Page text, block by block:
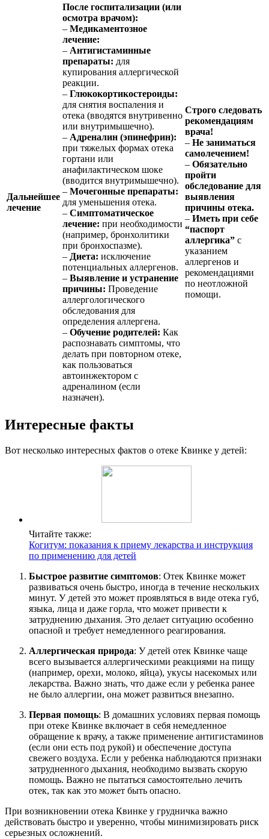
Дальнейшее
лечение
После госпитализации (или
осмотра врачом):
– Медикаментозное
лечение:
– Антигистаминные
препараты: для
купирования аллергической
реакции.
– Глюкокортикостероиды:
для снятия воспаления и
отека (вводятся внутривенно
или внутримышечно).
– Адреналин (эпинефрин):
при тяжелых формах отека
гортани или
анафилактическом шоке
(вводится внутримышечно).
– Мочегонные препараты:
для уменьшения отека.
– Симптоматическое
лечение: при необходимости
(например, бронхолитики
при бронхоспазме).
– Диета: исключение
потенциальных аллергенов.
– Выявление и устранение
причины: Проведение
аллергологического
обследования для
определения аллергена.
– Обучение родителей: Как
распознавать симптомы, что
делать при повторном отеке,
как пользоваться
автоинжектором с
адреналином (если
назначен).
Строго следовать
рекомендациям
врача!
– Не заниматься
самолечением!
– Обязательно
пройти
обследование для
выявления
причины отека.
– Иметь при себе
“паспорт
аллергика” с
указанием
аллергенов и
рекомендациями
по неотложной
помощи.
Интересные факты
Вот несколько интересных фактов о отеке Квинке у детей:
Читайте также:
Когитум: показания к приему лекарства и инструкция
по применению для детей
Быстрое развитие симптомов: Отек Квинке может
развиваться очень быстро, иногда в течение нескольких
минут. У детей это может проявляться в виде отека губ,
языка, лица и даже горла, что может привести к
затруднению дыхания. Это делает ситуацию особенно
опасной и требует немедленного реагирования.
Аллергическая природа: У детей отек Квинке чаще
всего вызывается аллергическими реакциями на пищу
(например, орехи, молоко, яйца), укусы насекомых или
лекарства. Важно знать, что даже если у ребенка ранее
не было аллергии, она может развиться внезапно.
Первая помощь: В домашних условиях первая помощь
при отеке Квинке включает в себя немедленное
обращение к врачу, а также применение антигистаминов
(если они есть под рукой) и обеспечение доступа
свежего воздуха. Если у ребенка наблюдаются признаки
затрудненного дыхания, необходимо вызвать скорую
помощь. Важно не пытаться самостоятельно лечить
отек, так как это может быть опасно.
При возникновении отека Квинке у грудничка важно
действовать быстро и уверенно, чтобы минимизировать риск
серьезных осложнений.